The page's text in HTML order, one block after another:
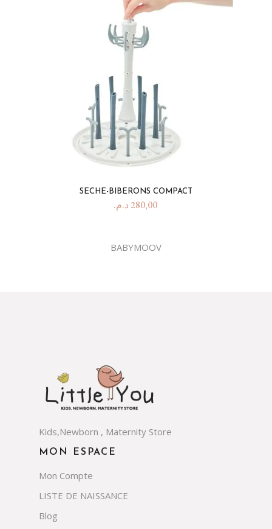
SECHE-BIBERONS COMPACT
280,00د.م.
BABYMOOV
MON ESPACE
Mon Compte
LISTE DE NAISSANCE
Blog
Kids,Newborn , Maternity Store